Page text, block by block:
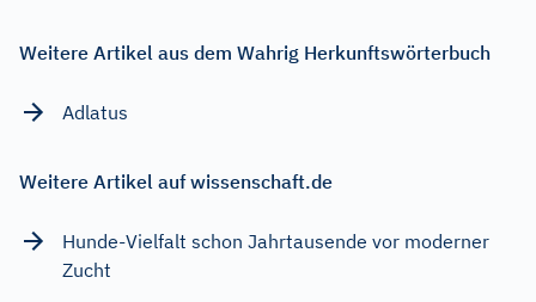
Weitere Artikel aus dem Wahrig Herkunftswörterbuch
Adlatus
Weitere Artikel auf wissenschaft.de
Hunde-Vielfalt schon Jahrtausende vor moderner
Zucht